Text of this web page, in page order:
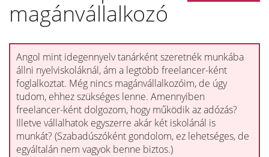
Blog
Képzésnaptár
magánvállalkozó
Angol mint idegennyelv tanárként szeretnék munkába
állni nyelviskoláknál, ám a legtöbb freelancer-ként
foglalkoztat. Még nincs magánvállalkozóim, de úgy
tudom, ehhez szükséges lenne. Amennyiben
freelancer-ként dolgozom, hogy működik az adózás?
Illetve vállalhatok egyszerre akár két iskolánál is
munkát? (Szabadúszóként gondolom, ez lehetséges, de
egyáltalán nem vagyok benne biztos.)